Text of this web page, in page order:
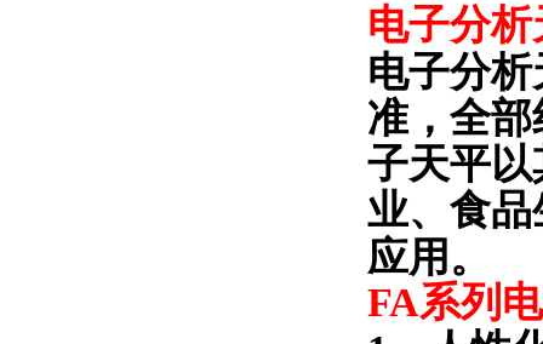
电子分析
电子分
准，全
子天平
业、食品
应用。
FA系列